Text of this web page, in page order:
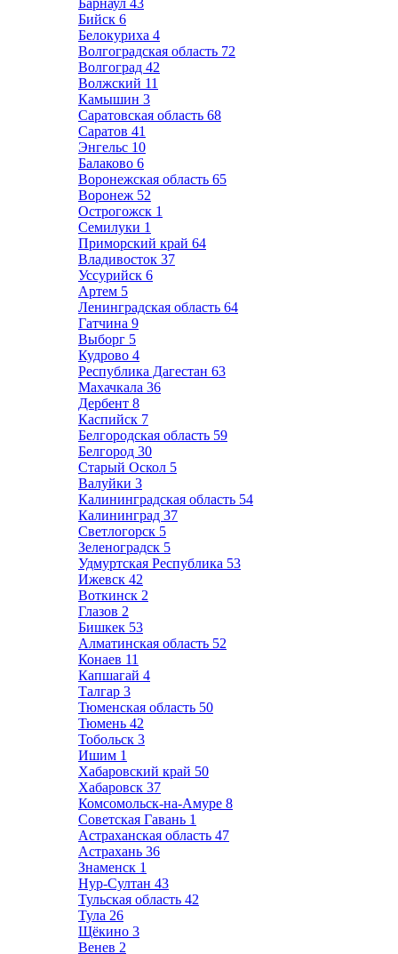
Барнаул 43
Бийск 6
Белокуриха 4
Волгоградская область 72
Волгоград 42
Волжский 11
Камышин 3
Саратовская область 68
Саратов 41
Энгельс 10
Балаково 6
Воронежская область 65
Воронеж 52
Острогожск 1
Семилуки 1
Приморский край 64
Владивосток 37
Уссурийск 6
Артем 5
Ленинградская область 64
Гатчина 9
Выборг 5
Кудрово 4
Республика Дагестан 63
Махачкала 36
Дербент 8
Каспийск 7
Белгородская область 59
Белгород 30
Старый Оскол 5
Валуйки 3
Калининградская область 54
Калининград 37
Светлогорск 5
Зеленоградск 5
Удмуртская Республика 53
Ижевск 42
Воткинск 2
Глазов 2
Бишкек 53
Алматинская область 52
Конаев 11
Капшагай 4
Талгар 3
Тюменская область 50
Тюмень 42
Тобольск 3
Ишим 1
Хабаровский край 50
Хабаровск 37
Комсомольск-на-Амуре 8
Советская Гавань 1
Астраханская область 47
Астрахань 36
Знаменск 1
Нур-Султан 43
Тульская область 42
Тула 26
Щёкино 3
Венев 2